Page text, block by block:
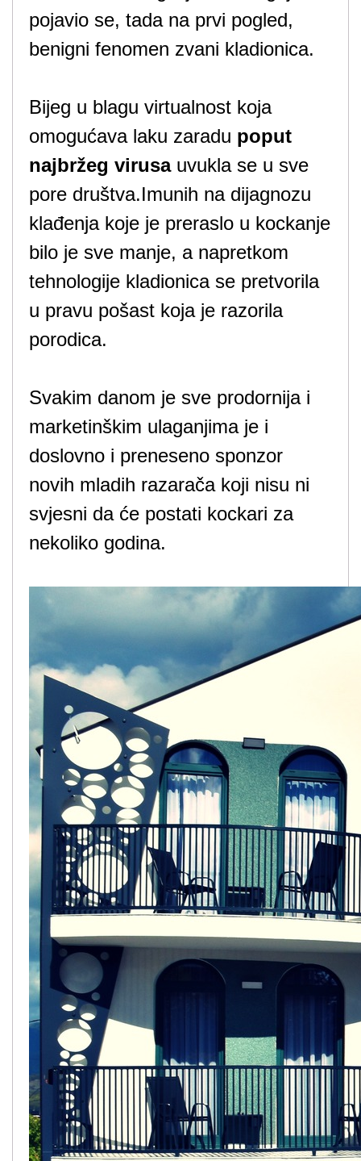
pojavio se, tada na prvi pogled,
benigni fenomen zvani kladionica.
Bijeg u blagu virtualnost koja
omogućava laku zaradu poput
najbržeg virusauvukla se u sve
pore društva.Imunih na dijagnozu
klađenja koje je preraslo u kockanje
bilo je sve manje, a napretkom
tehnologije kladionica se pretvorila
u pravu pošast koja je razorila
porodica.
Svakim danom je sve prodornija i
marketinškim ulaganjima je i
doslovno i preneseno sponzor
novih mladih razarača koji nisu ni
svjesni da će postati kockari za
nekoliko godina.